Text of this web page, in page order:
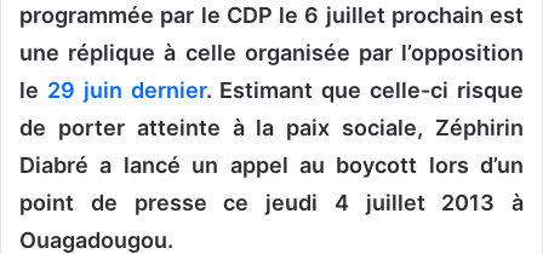
e
u
o
u
programmée par le CDP le 6 juillet prochain est
une réplique à celle organisée par l’opposition
le 29 juin dernier. Estimant que celle-ci risque
de porter atteinte à la paix sociale, Zéphirin
Diabré a lancé un appel au boycott lors d’un
point de presse ce jeudi 4 juillet 2013 à
Ouagadougou.